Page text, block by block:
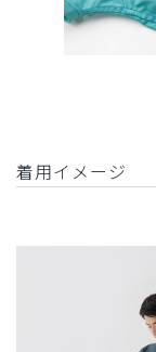
着用イメージ